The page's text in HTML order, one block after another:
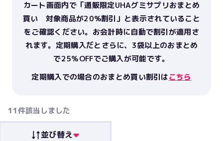
カート画面内で 「通販限定UHAグミサプリおまとめ
買い 対象商品が20%割引」 と表示されていること
をご確認ください。お会計時に自動で割引が適用さ
れます。定期購入だとさらに、3袋以上のおまとめ
で25％OFFでご購入が可能です。
定期購入での場合のおまとめ買い割引はこちら
11件該当しました
並び替え
発売日順
レビュー評価順
人気順